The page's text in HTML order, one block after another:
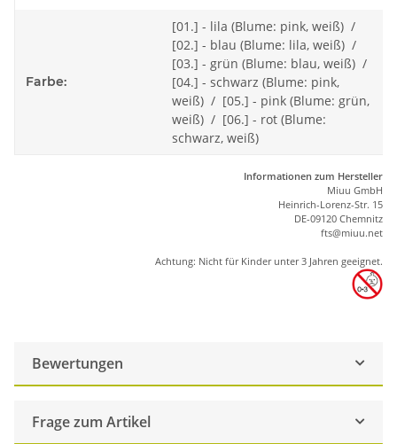
Farbe:
[01.] - lila (Blume: pink, weiß) /
[02.] - blau (Blume: lila, weiß) /
[03.] - grün (Blume: blau, weiß) /
[04.] - schwarz (Blume: pink,
weiß) / [05.] - pink (Blume: grün,
weiß) / [06.] - rot (Blume:
schwarz, weiß)
Informationen zum Hersteller
Miuu GmbH
Heinrich-Lorenz-Str. 15
DE-09120 Chemnitz
fts@miuu.net
Achtung: Nicht für Kinder unter 3 Jahren geeignet.
Bewertungen
Frage zum Artikel